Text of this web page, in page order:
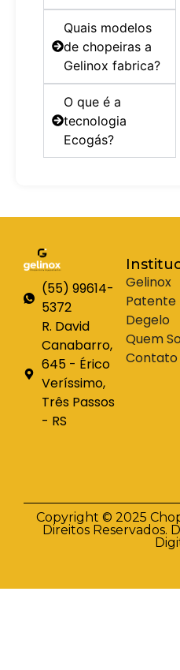
Quais modelos
de chopeiras a
Gelinox fabrica?
O que é a
tecnologia
Ecogás?
(55) 99614-
5372
R. David
Canabarro,
645 - Érico
Veríssimo,
Três Passos
- RS
Gelinox
Patente
Degelo
Quem
Contato
Copyright © 2025
Direitos Reservados.